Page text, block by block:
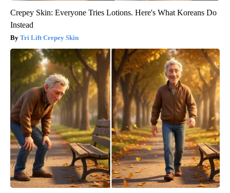
Crepey Skin: Everyone Tries Lotions. Here's What Koreans Do
Instead
Tri Lift Crepey Skin